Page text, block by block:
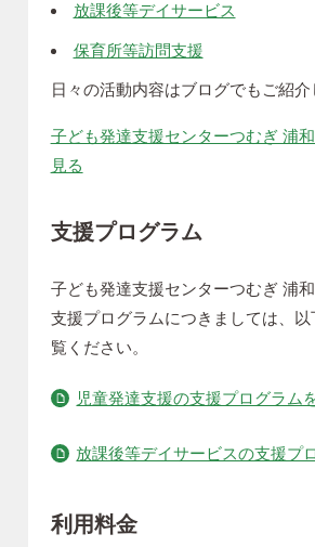
放課後等デイサービス
保育所等訪問支援
日々の活動内容はブログでもご紹介
子ども発達支援センターつむぎ 浦
見る
支援プログラム
子ども発達支援センターつむぎ 浦
支援プログラムにつきましては、
覧ください。
児童発達支援の支援プログラム
放課後等デイサービスの支援プ
利用料金